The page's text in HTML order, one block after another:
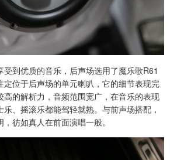
到优质的音乐，后声场选用了魔乐歌R61
定位于后声场的单元喇叭，它的细节表现完
高的解析力，音频范围宽广，在音乐的表现
乐、摇滚乐都能驾轻就熟。与前声场搭配，
彷如真人在前面演唱一般。